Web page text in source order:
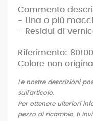
Commento
- Una o più
- Residui di
Riferimento:
Colore non
Le nostre descrizioni
sull'articolo.
Per ottenere ulteriori
pezzo di ricambio, ti